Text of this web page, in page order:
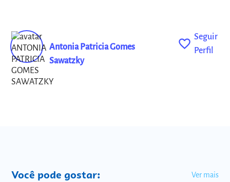
Antonia Patricia Gomes
Sawatzky
favorite_outline
Seguir
Perfil
Você pode gostar: Ver mais